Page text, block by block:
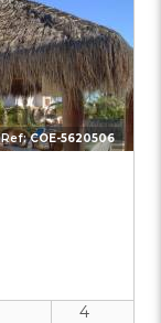
Ref:COE-5620506
4